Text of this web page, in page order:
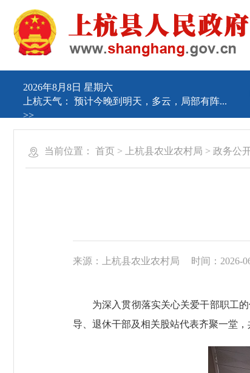
2026年8月8日 星期六
上杭天气： 预计今晚到明天，多云，局部有阵...
>>
当前位置： 首页 > 上杭县农业农村局 > 政务公
来源：上杭县农业农村局 时间：2026-
为深入贯彻落实关心关爱干部职工的
导、退休干部及相关股站代表齐聚一堂，